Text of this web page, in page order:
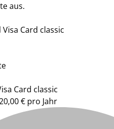
aus.
Card classic
Card classic
€ pro Jahr